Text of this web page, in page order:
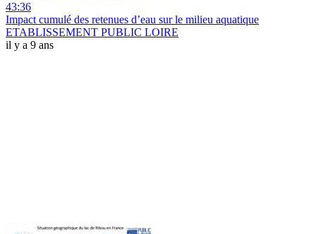
43:36
Impact cumulé des retenues d’eau sur le milieu aquatique
ETABLISSEMENT PUBLIC LOIRE
il y a 9 ans